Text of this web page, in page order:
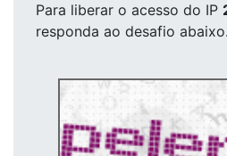
Para liberar o acesso do IP
responda ao desafio abaixo.